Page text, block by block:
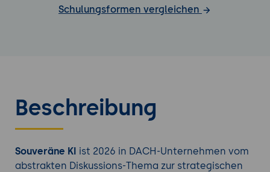
Schulungsformen vergleichen
Beschreibung
Souveräne KI ist 2026 in DACH-Unternehmen vom
abstrakten Diskussions-Thema zur strategischen